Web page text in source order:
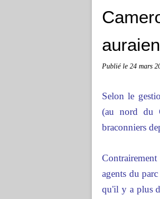
Publié le 24 mars
Selon le
(au nord du
braconniers
Contrairement
agents du
qu'il y a plus